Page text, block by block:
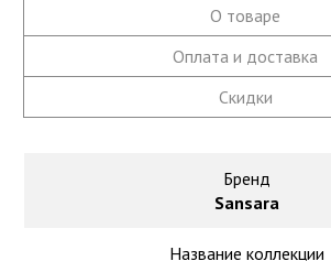
Хлопок
Стулья для сада и дачи
Фасадные решения
О товаре
Оплата и доставка
Скидки
Бренд
Sansara
Название коллекции